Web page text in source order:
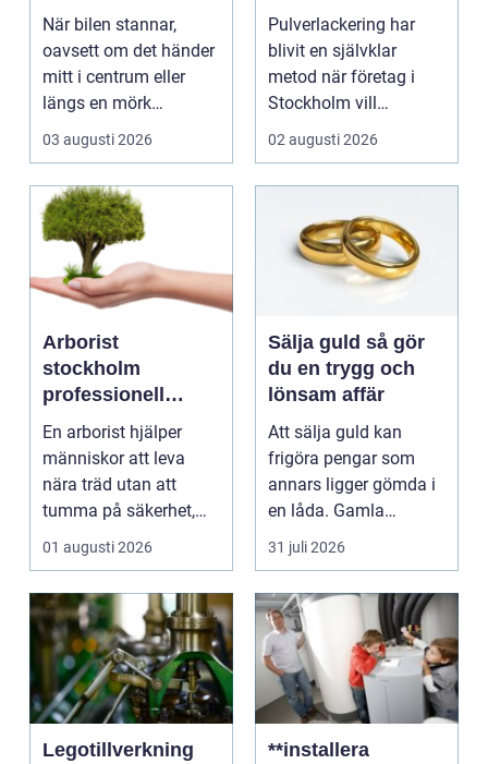
När bilen stannar,
oavsett om det händer
mitt i centrum eller
längs en mörk
landsväg, handlar allt
03 augusti 2026
industri och
design
Pulverlackering har
blivit en självklar
metod när företag i
Stockholm vill
kombinera slitstyrka,
02 augusti 2026
Arborist
stockholm
professionell
trädvård för säkra
och vackra träd
En arborist hjälper
människor att leva
nära träd utan att
tumma på säkerhet,
trivsel eller hållbarhe...
01 augusti 2026
Sälja guld så gör
du en trygg och
lönsam affär
Att sälja guld kan
frigöra pengar som
annars ligger gömda i
en låda. Gamla
smycken, ärvda
föremål el...
31 juli 2026
Legotillverkning
**installera